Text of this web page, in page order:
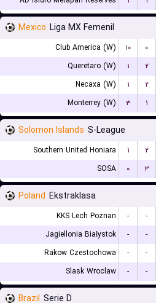
Mexico Liga MX Femenil
Club America (W) ۱۰ ۰
Queretaro (W)
۱ ۲
Necaxa (W)
۱ ۲
Monterrey (W)
۳ ۱
Solomon Islands S-League
Southern United Honiara ۱ ۲
SOSA
۰ ۳
Poland Ekstraklasa
KKS Lech Poznan - -
Jagiellonia Białystok
- -
Rakow Czestochowa
- -
Slask Wroclaw
- -
Brazil Serie D